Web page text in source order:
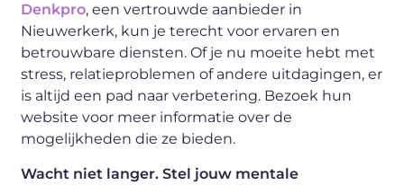
Denkpro, een vertrouwde aanbieder in
Nieuwerkerk, kun je terecht voor ervaren en
betrouwbare diensten. Of je nu moeite hebt met
stress, relatieproblemen of andere uitdagingen, er
is altijd een pad naar verbetering. Bezoek hun
website voor meer informatie over de
mogelijkheden die ze bieden.
Wacht niet langer. Stel jouw mentale